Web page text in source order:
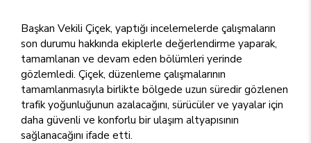
Başkan Vekili Çiçek, yaptığı incelemelerde çalışmaların
son durumu hakkında ekiplerle değerlendirme yaparak,
tamamlanan ve devam eden bölümleri yerinde
gözlemledi. Çiçek, düzenleme çalışmalarının
tamamlanmasıyla birlikte bölgede uzun süredir gözlenen
trafik yoğunluğunun azalacağını, sürücüler ve yayalar için
daha güvenli ve konforlu bir ulaşım altyapısının
sağlanacağını ifade etti.